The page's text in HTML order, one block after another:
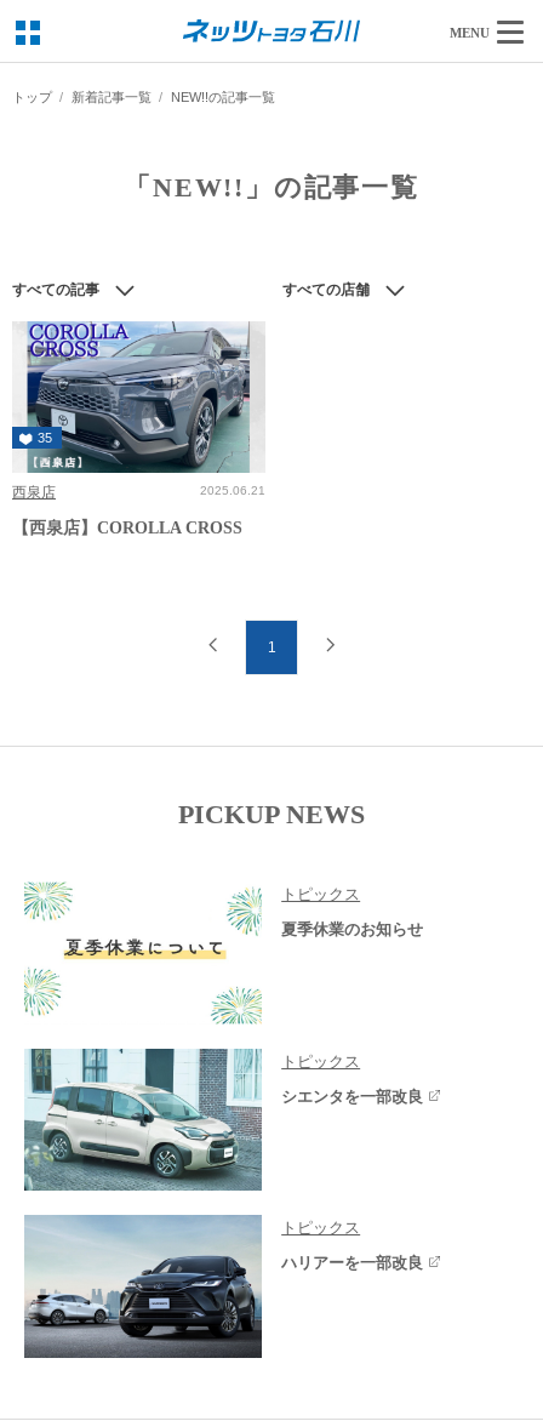
MENU
トップ 新着記事一覧 NEW!!の記事一覧
「NEW!!」の記事一覧
すべての記事 すべての店舗
35
西泉店 2025.06.21
【西泉店】COROLLA CROSS
1
PICKUP NEWS
トピックス
夏季休業のお知らせ
トピックス
シエンタを一部改良
トピックス
ハリアーを一部改良